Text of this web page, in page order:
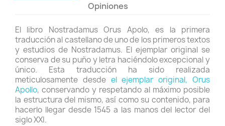
Opiniones
El libro Nostradamus Orus Apolo, es la primera
traducción al castellano de uno de los primeros textos
y estudios de Nostradamus. El ejemplar original se
conserva de su puño y letra haciéndolo excepcional y
único. Esta traducción ha sido realizada
meticulosamente desde el ejemplar original, Orus
Apollo, conservando y respetando al máximo posible
la estructura del mismo, así como su contenido, para
hacerlo llegar desde 1545 a las manos del lector del
siglo XXI.